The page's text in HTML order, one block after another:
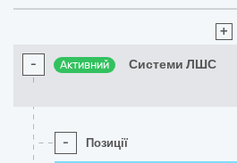
+
- Активний Системи ЛШС
- Позиції